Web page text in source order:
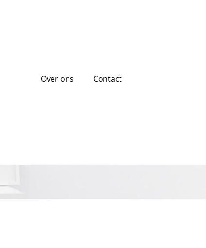
Over ons Contact
financiële